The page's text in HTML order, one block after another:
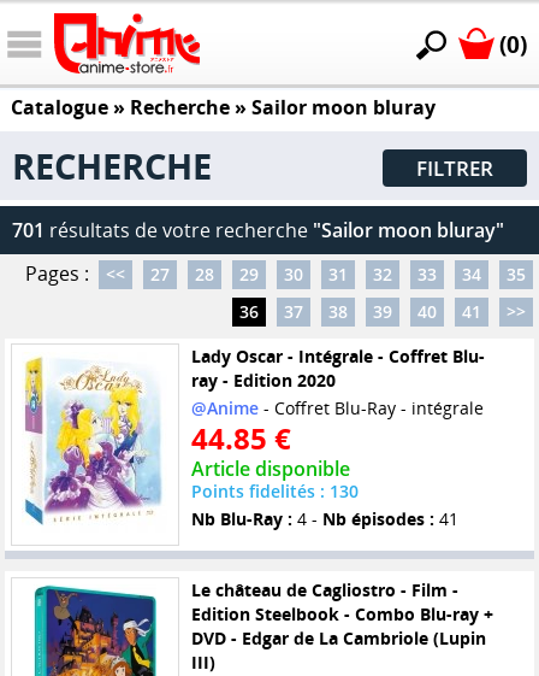
(0)
Catalogue» Recherche » Sailor moon bluray
RECHERCHE FILTRER
701 résultats de votre recherche "Sailor moon bluray"
Pages :
<< 27 28 29 30 31 32 33 34
35
36
37 38 39 40 41
>>
Lady Oscar - Intégrale - Coffret Blu-
ray - Edition 2020
@Anime- Coffret Blu-Ray - intégrale
44.85 €
Article disponible
Points fidelités : 130
Nb Blu-Ray : 4 - Nb épisodes : 41
Le château de Cagliostro - Film -
Edition Steelbook - Combo Blu-ray +
DVD - Edgar de La Cambriole (Lupin
III)